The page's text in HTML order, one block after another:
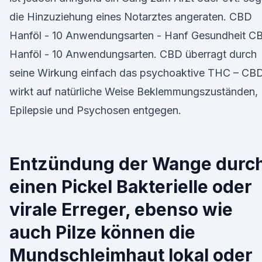
die Hinzuziehung eines Notarztes angeraten. CBD
Hanföl - 10 Anwendungsarten - Hanf Gesundheit
Hanföl - 10 Anwendungsarten. CBD überragt durch
seine Wirkung einfach das psychoaktive THC –
wirkt auf natürliche Weise Beklemmungszuständen,
Epilepsie und Psychosen entgegen.
Entzündung der Wange
einen Pickel Bakterielle oder
virale Erreger, ebenso wie
auch Pilze können die
Mundschleimhaut lokal oder